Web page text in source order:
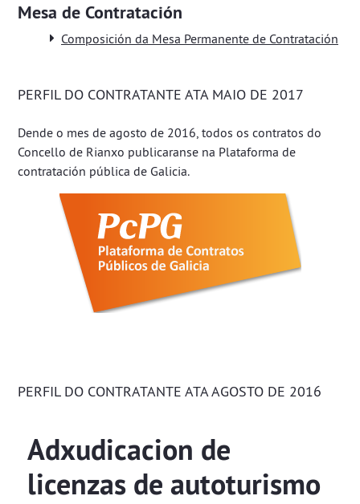
Mesa de Contratación
Composición da Mesa Permanente de Contratación
PERFIL DO CONTRATANTE ATA MAIO DE 2017
Dende o mes de agosto de 2016, todos os contratos do
Concello de Rianxo publicaranse na Plataforma de
contratación pública de Galicia.
PERFIL DO CONTRATANTE ATA AGOSTO DE 2016
Adxudicacion de
licenzas de autoturismo